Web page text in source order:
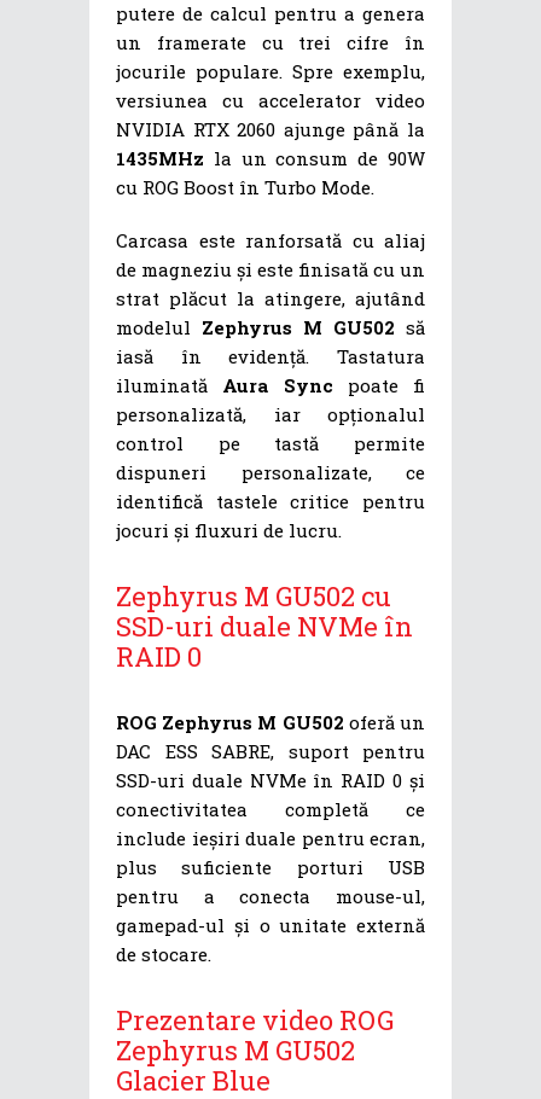
putere de calcul pentru a genera
un framerate cu trei cifre în
jocurile populare. Spre exemplu,
versiunea cu accelerator video
NVIDIA RTX 2060 ajunge până la
1435MHz la un consum de 90W
cu ROG Boost în Turbo Mode.
Carcasa este ranforsată cu aliaj
de magneziu și este finisată cu un
strat plăcut la atingere, ajutând
modelul Zephyrus M GU502 să
iasă în evidență. Tastatura
iluminată Aura Sync poate fi
personalizată, iar opționalul
control pe tastă permite
dispuneri personalizate, ce
identifică tastele critice pentru
jocuri și fluxuri de lucru.
Zephyrus M GU502 cu
SSD-uri duale NVMe în
RAID 0
ROG Zephyrus M GU502 oferă un
DAC ESS SABRE, suport pentru
SSD-uri duale NVMe în RAID 0 și
conectivitatea completă ce
include ieșiri duale pentru ecran,
plus suficiente porturi USB
pentru a conecta mouse-ul,
gamepad-ul și o unitate externă
de stocare.
Prezentare video ROG
Zephyrus M GU502
Glacier Blue